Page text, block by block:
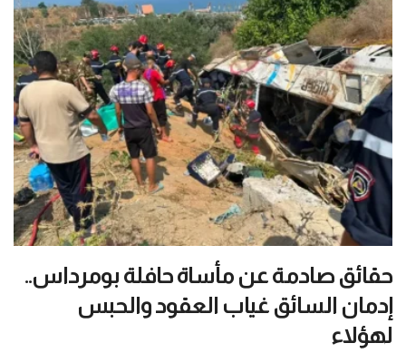
حقائق صادمة عن مأساة حافلة بومرداس..
إدمان السائق غياب العقود والحبس
لهؤلاء